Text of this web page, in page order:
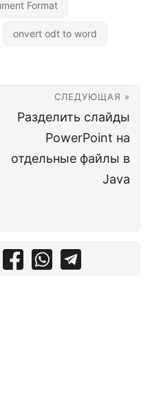
Format
onvert odt to word
СЛЕДУЮЩАЯ »
Разделить слайды
PowerPoint на
отдельные файлы в
Java